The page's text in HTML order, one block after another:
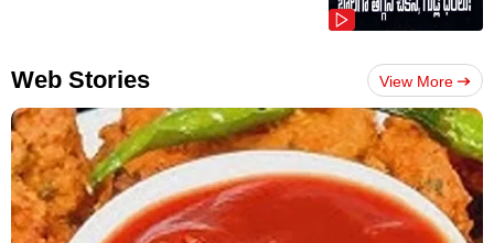
Web Stories View More